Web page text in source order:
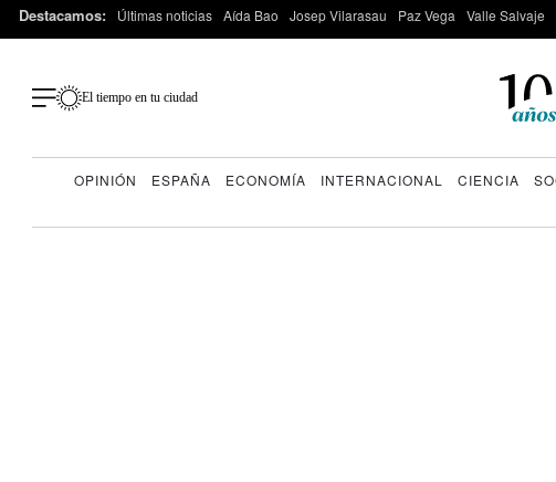
Destacamos: Últimas noticias Aída Bao Josep Vilarasau Paz Vega Valle Salvaje
El tiempo en tu ciudad
OPINIÓN ESPAÑA ECONOMÍA INTERNACIONAL CIENCIA